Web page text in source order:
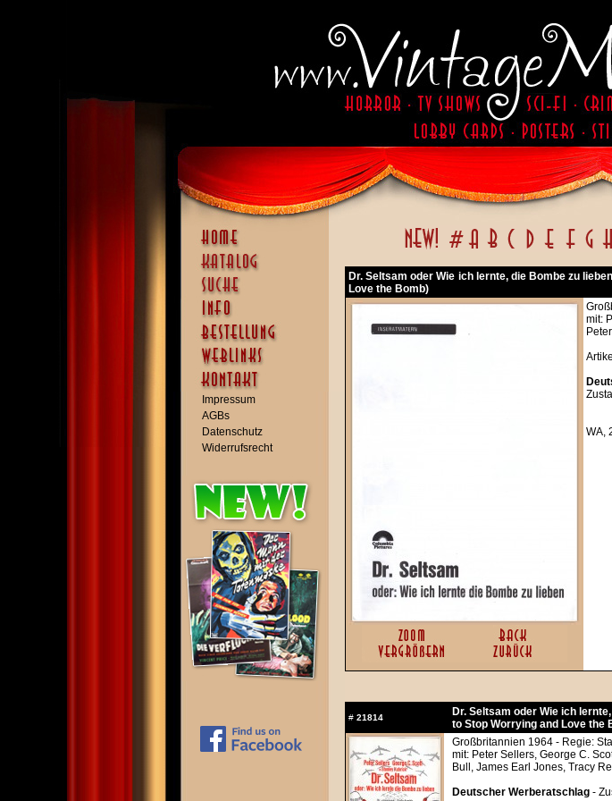
Impressum
AGBs
Datenschutz
Widerrufsrecht
Dr. Seltsam oder Wie ich lernte, die Bombe zu
Love the Bomb)
mit:
WA,
# 21814
Dr. Seltsam oder Wie ich
to Stop Worrying and Love the
Großbritannien 1964 - Regie:
mit: Peter Sellers, George C.
Bull, James Earl Jones, Tracy
Deutscher Werberatschlag -